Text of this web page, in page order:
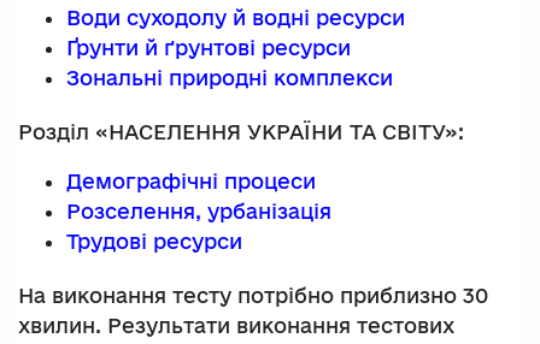
Води суходолу й водні ресурси
Ґрунти й ґрунтові ресурси
Зональні природні комплекси
Розділ «НАСЕЛЕННЯ УКРАЇНИ ТА СВІТУ»:
Демографічні процеси
Розселення, урбанізація
Трудові ресурси
На виконання тесту потрібно приблизно 30
хвилин. Результати виконання тестових